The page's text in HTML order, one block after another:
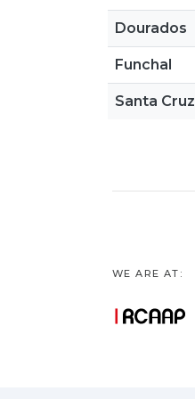
Dourados
Funchal
Santa Cruz
WE ARE AT: